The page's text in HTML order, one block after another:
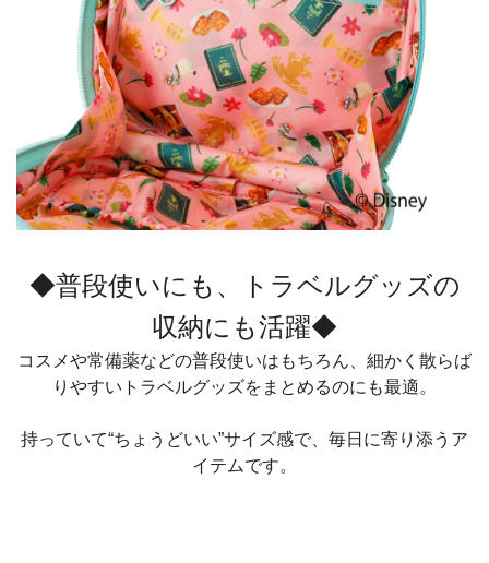
◆普段使いにも、トラベルグッズの
収納にも活躍◆
コスメや常備薬などの普段使いはもちろん、細かく散らば
りやすいトラベルグッズをまとめるのにも最適。
持っていて“ちょうどいい”サイズ感で、毎日に寄り添うア
イテムです。